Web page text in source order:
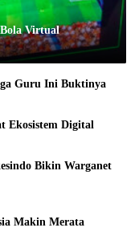
Virtual
Guru Ini Buktinya
Ekosistem Digital
Bikin Warganet
Makin Merata